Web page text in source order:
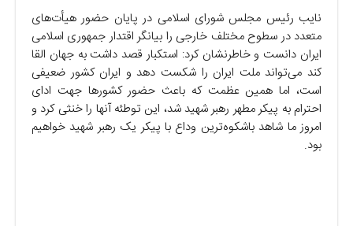
نایب رئیس مجلس شورای اسلامی در پایان حضور هیأت‌های
متعدد در سطوح مختلف خارجی را بیانگر اقتدار جمهوری اسلامی
ایران دانست و خاطرنشان کرد: استکبار قصد داشت به جهان القا
کند می‌تواند ملت ایران را شکست دهد و ایران کشور ضعیفی
است، اما همین عظمت که باعث حضور کشور‌ها جهت ادای
احترام به پیکر مطهر رهبر شهید شد، این توطئه آنها را خنثی کرد و
امروز ما شاهد باشکوه‌ترین وداع با پیکر یک رهبر شهید خواهیم
بود.